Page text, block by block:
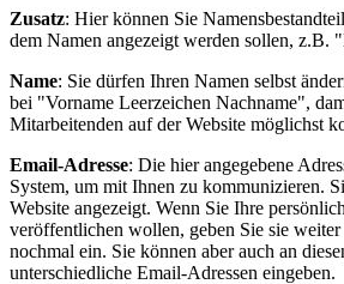
Zusatz: Hier können Sie
dem Namen angezeigt werden sollen, z.B.
Name: Sie dürfen Ihren Namen selbst
bei "Vorname Leerzeichen Nachname",
Mitarbeitenden auf der Website möglichst
Email-Adresse: Die hier angegebene
System, um mit Ihnen zu kommunizieren.
Website angezeigt. Wenn Sie Ihre
veröffentlichen wollen, geben Sie sie
nochmal ein. Sie können aber auch an
unterschiedliche Email-Adressen eingeben.